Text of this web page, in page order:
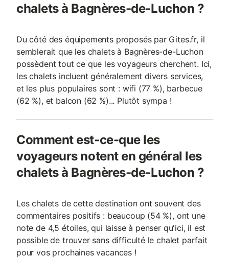
chalets à Bagnères-de-Luchon ?
Du côté des équipements proposés par Gites.fr, il
semblerait que les chalets à Bagnères-de-Luchon
possèdent tout ce que les voyageurs cherchent. Ici,
les chalets incluent généralement divers services,
et les plus populaires sont : wifi (77 %), barbecue
(62 %), et balcon (62 %)... Plutôt sympa !
Comment est-ce-que les
voyageurs notent en général les
chalets à Bagnères-de-Luchon ?
Les chalets de cette destination ont souvent des
commentaires positifs : beaucoup (54 %), ont une
note de 4,5 étoiles, qui laisse à penser qu'ici, il est
possible de trouver sans difficulté le chalet parfait
pour vos prochaines vacances !